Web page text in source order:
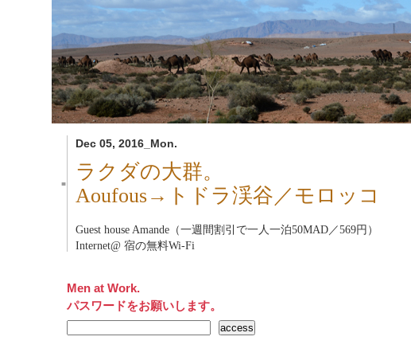
Dec 05, 2016_Mon.
■
ラクダの大群。
Aoufous→トドラ渓谷／モロッコ
Guest house Amande（一週間割引で一人一泊50MAD／569円）
Internet@ 宿の無料Wi-Fi
Men at Work.
パスワードをお願いします。